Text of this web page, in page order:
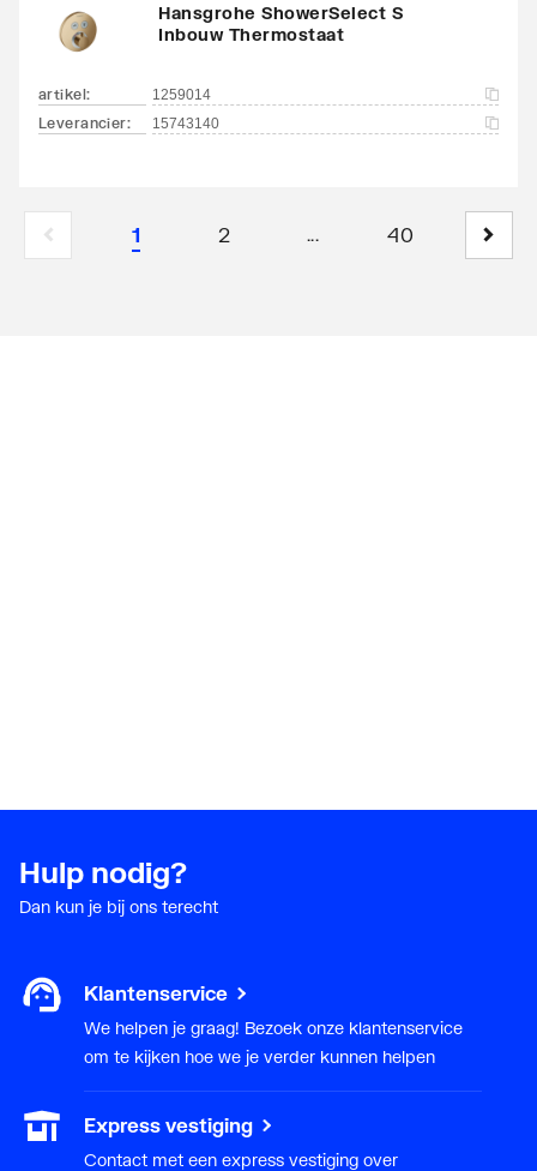
Hansgrohe ShowerSelect S
Inbouw Thermostaat
artikel: 1259014
Leverancier: 15743140
1 2 ... 40
Hulp nodig?
Dan kun je bij ons terecht
Klantenservice
We helpen je graag! Bezoek onze klantenservice
om te kijken hoe we je verder kunnen helpen
Express vestiging
Contact met een express vestiging over